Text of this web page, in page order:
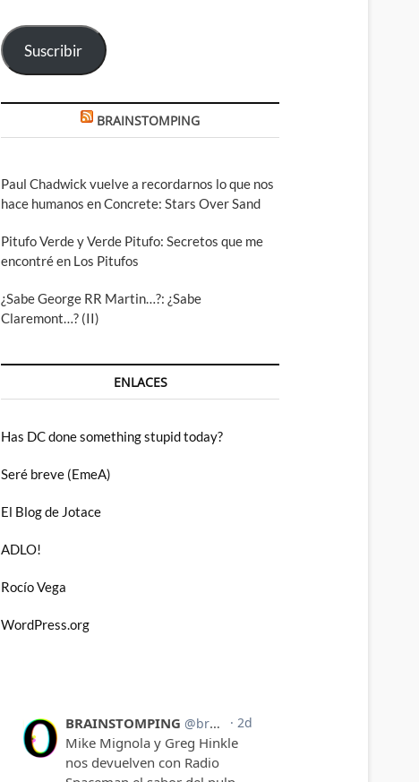
Suscribir
BRAINSTOMPING
Paul Chadwick vuelve a recordarnos lo que nos
hace humanos en Concrete: Stars Over Sand
Pitufo Verde y Verde Pitufo: Secretos que me
encontré en Los Pitufos
¿Sabe George RR Martin…?: ¿Sabe
Claremont…? (II)
ENLACES
Has DC done something stupid today?
Seré breve (EmeA)
El Blog de Jotace
ADLO!
Rocío Vega
WordPress.org